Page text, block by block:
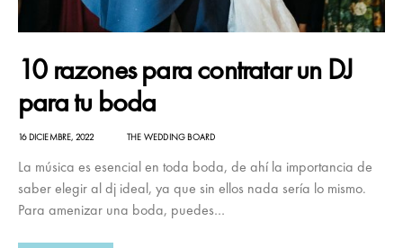
10 razones para contratar un DJ
para tu boda
16 DICIEMBRE, 2022 THE WEDDING BOARD
La música es esencial en toda boda, de ahí la importancia de
saber elegir al dj ideal, ya que sin ellos nada sería lo mismo.
Para amenizar una boda, puedes…